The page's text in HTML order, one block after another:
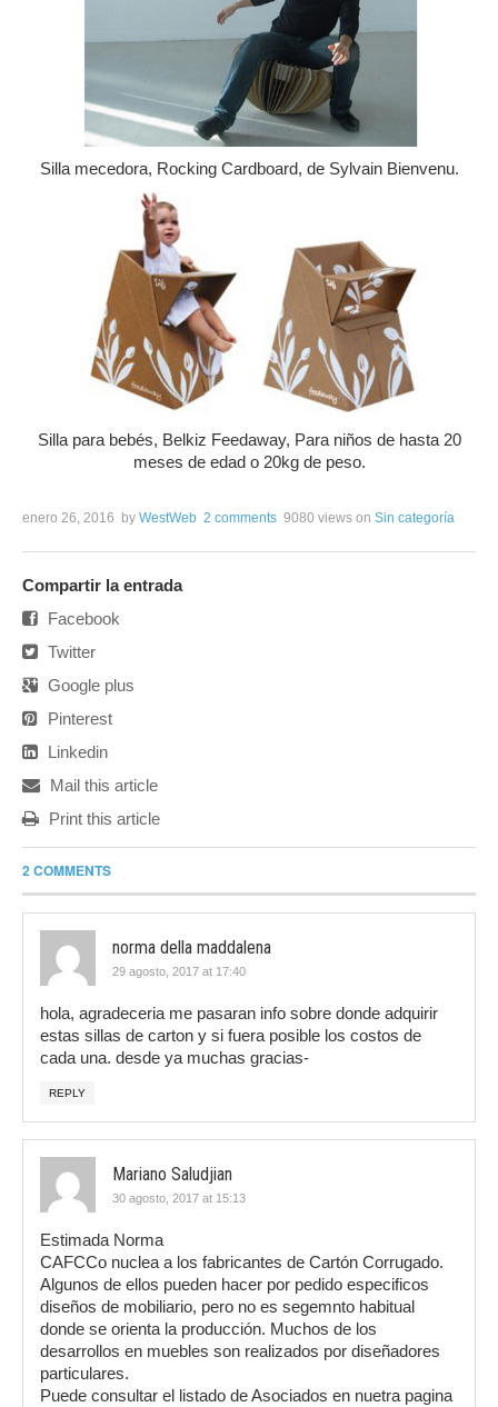
Silla mecedora, Rocking Cardboard, de Sylvain Bienvenu.
Silla para bebés, Belkiz Feedaway, Para niños de hasta 20
meses de edad o 20kg de peso.
enero 26, 2016 by WestWeb 2 comments 9080 views on Sin categoría
Compartir la entrada
Facebook
Twitter
Google plus
Pinterest
Linkedin
Mail this article
Print this article
2 COMMENTS
norma della maddalena
29 agosto, 2017 at 17:40
hola, agradeceria me pasaran info sobre donde adquirir
estas sillas de carton y si fuera posible los costos de
cada una. desde ya muchas gracias-
REPLY
Mariano Saludjian
30 agosto, 2017 at 15:13
Estimada Norma
CAFCCo nuclea a los fabricantes de Cartón Corrugado.
Algunos de ellos pueden hacer por pedido especificos
diseños de mobiliario, pero no es segemnto habitual
donde se orienta la producción. Muchos de los
desarrollos en muebles son realizados por diseñadores
particulares.
Puede consultar el listado de Asociados en nuetra pagina